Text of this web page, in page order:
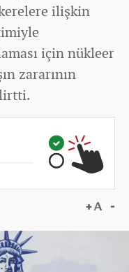
ilişkin
için nükleer
zararının